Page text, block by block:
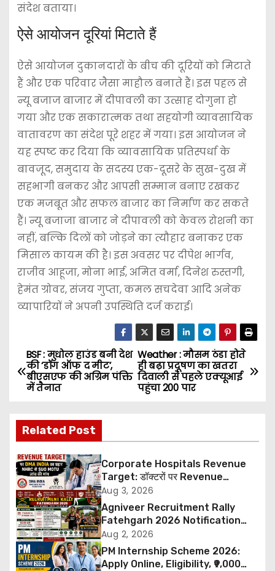
संदेश बताया।
ऐसे आयोजन दूरियां मिटाते हैं
ऐसे आयोजन दुकानदारों के बीच की दूरियों को मिटाते
हैं और एक परिवार जैसा माहौल बनाते हैं। इस पहल से
न्यू बजाज बाजार में दीपावली का उत्साह दोगुना हो
गया और एक सकारात्मक तथा सहयोगी व्यावसायिक
वातावरण का संदेश पूरे शहर में गया। ​इस आयोजन ने
यह स्पष्ट कर दिया कि व्यावसायिक प्रतिस्पर्धा के
बावजूद, समुदाय के सदस्य एक-दूसरे के सुख-दुख में
सहभागी बनकर और आपसी सम्मान बनाए रखकर
एक मजबूत और सफल बाजार का निर्माण कर सकते
हैं। न्यू बजाजा बाजार ने दीपावली को केवल रोशनी का
नहीं, बल्कि दिलों को जोड़ने का त्यौहार बनाकर एक
मिसाल कायम की है। इस अवसर पर दीपेश भार्गव,
राजीव आहूजा, मोना भाई, अमित वर्मा, दिनेश रुस्तगी,
हेमंत ग्रोवर, संजय गुप्ता, कमल सचदेवा आदि अनेक
व्यापारियों ने अपनी उपस्थिति दर्ज कराई।
P
o
t
n
a
v
i
Weather : मौसम ठंडा होते
ही बढ़ा प्रदूषण का खतरा
दिवाली से पहले एक्यूआई
पहुंचा 200 पार
BSF : मुधोल हाउंड बनी देश
की ‘डॉग ऑफ द मीट’,
बीएसएफ की अग्रिम पंक्ति
में तैनात
Related Post
Corporate Hospitals Revenue
Target: डॉक्टरों पर Revenue
Targets थोपने के खिलाफ DMA India
का बड़ा कदम, NHRC से Suo Motu जांच
की मांग
Aug 3, 2026
Agniveer Recruitment Rally
Fatehgarh 2026 Notification
Out – Rajput Regimental Centre
Rally Schedule, Eligibility,
Documents & Selection Process
Aug 2, 2026
PM Internship Scheme 2026:
Apply Online, Eligibility, ₹9,000